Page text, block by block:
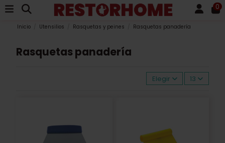
0
Inicio Utensilios Rasquetas y peines Rasquetas panadería
Rasquetas panadería
Elegir 13